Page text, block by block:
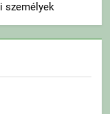
személyek